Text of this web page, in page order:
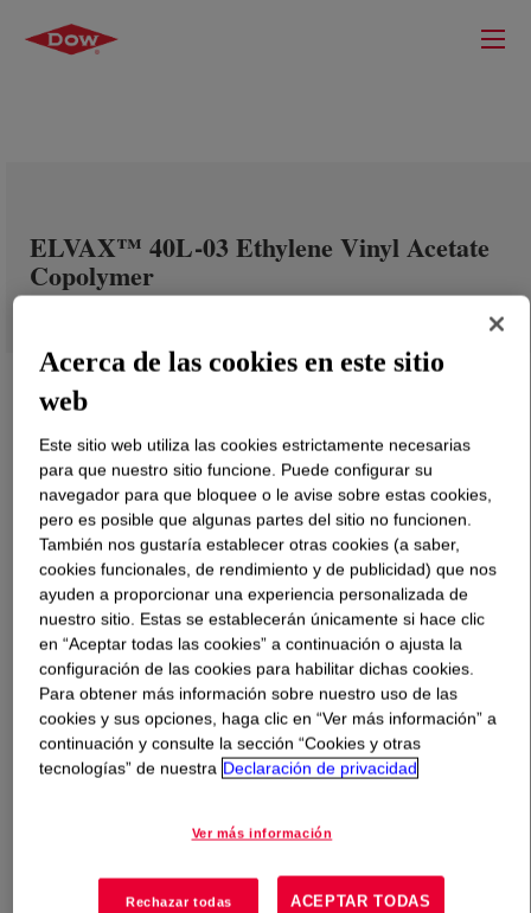
ELVAX™ 40L-03 Ethylene Vinyl Acetate
Copolymer
Qué esELVAX™ 40L-03 Ethylene Vinyl Acetate
Copolymer?
An ethylene-vinyl acetate copolymer resin for use in
industrial applications. The melt index is consistent
because resin molecular weight distribution is controlled
to within a relatively narrow range. The molecular weight
is high for this family of copolymers, so finished products
elevated temperatures. Compared with other
ethylene/vinyl acetate copolymers, This product contains
extremely low amounts of gel, or high-molecular-weight
Acerca de las cookies en este sitio
web
Este sitio web utiliza las cookies estrictamente necesarias
para que nuestro sitio funcione. Puede configurar su
navegador para que bloquee o le avise sobre estas cookies,
pero es posible que algunas partes del sitio no funcionen.
También nos gustaría establecer otras cookies (a saber,
cookies funcionales, de rendimiento y de publicidad) que nos
ayuden a proporcionar una experiencia personalizada de
nuestro sitio. Estas se establecerán únicamente si hace clic
en “Aceptar todas las cookies” a continuación o ajusta la
configuración de las cookies para habilitar dichas cookies.
Para obtener más información sobre nuestro uso de las
cookies y sus opciones, haga clic en “Ver más información” a
continuación y consulte la sección “Cookies y otras
tecnologías” de nuestra Declaración de privacidad
Ver más información
Rechazar todas ACEPTAR TODAS